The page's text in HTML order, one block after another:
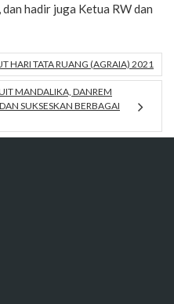
hadir juga Ketua RW dan
HARI TATA RUANG (AGRAIA) 2021
MANDALIKA, DANREM
SUKSESKAN BERBAGAI